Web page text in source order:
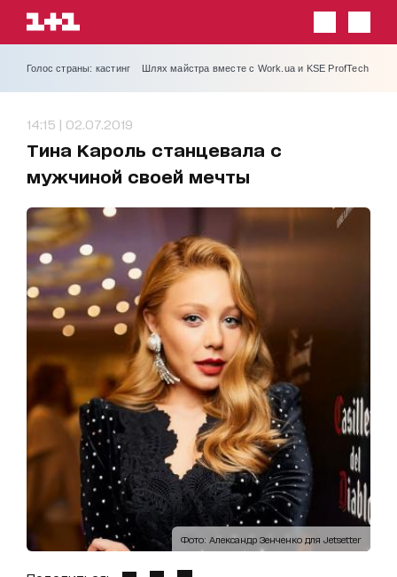
Голос страны: кастинг Шлях майстра вместе с Work.ua и KSE ProfTech
14:15 | 02.07.2019
Тина Кароль станцевала с
мужчиной своей мечты
Фото: Александр Зенченко для Jetsetter